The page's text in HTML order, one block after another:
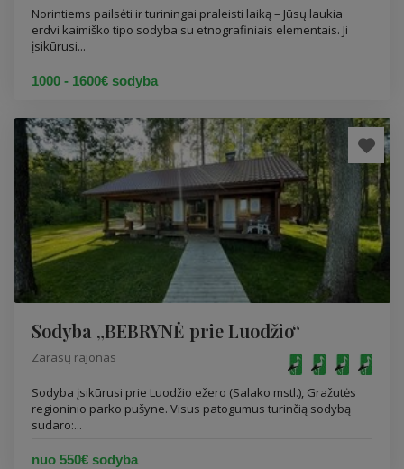
Norintiems pailsėti ir turiningai praleisti laiką – Jūsų laukia
erdvi kaimiško tipo sodyba su etnografiniais elementais. Ji
įsikūrusi...
1000 - 1600€ sodyba
Sodyba „BEBRYNĖ prie Luodžio“
Zarasų rajonas
Sodyba įsikūrusi prie Luodžio ežero (Salako mstl.), Gražutės
regioninio parko pušyne. Visus patogumus turinčią sodybą
sudaro:...
nuo 550€ sodyba